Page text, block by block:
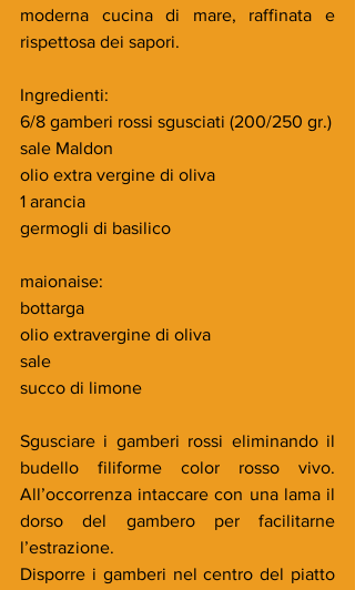
moderna cucina di mare, raffinata e
rispettosa dei sapori.
Ingredienti:
6/8 gamberi rossi sgusciati (200/250 gr.)
sale Maldon
olio extra vergine di oliva
1 arancia
germogli di basilico
maionaise:
bottarga
olio extravergine di oliva
sale
succo di limone
Sgusciare i gamberi rossi eliminando il
budello filiforme color rosso vivo.
All’occorrenza intaccare con una lama il
dorso del gambero per facilitarne
l’estrazione.
Disporre i gamberi nel centro del piatto